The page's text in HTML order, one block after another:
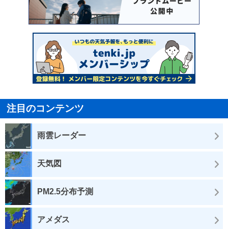
注目のコンテンツ
雨雲レーダー
天気図
PM2.5分布予測
アメダス